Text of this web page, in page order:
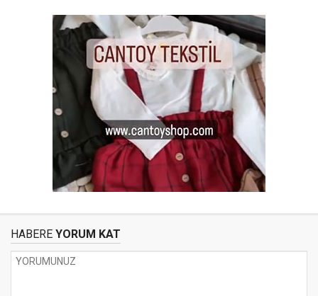
HABERE YORUM KAT